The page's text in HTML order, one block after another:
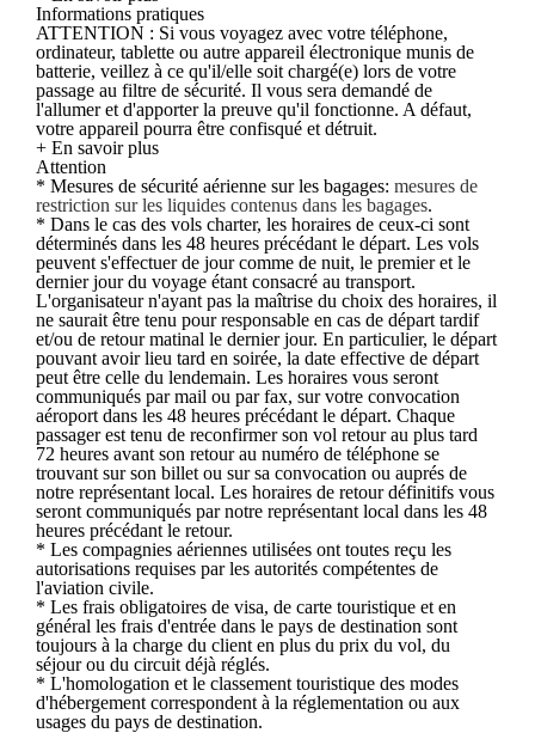
Informations pratiques
ATTENTION : Si vous voyagez avec votre téléphone,
ordinateur, tablette ou autre appareil électronique munis de
batterie, veillez à ce qu'il/elle soit chargé(e) lors de votre
passage au filtre de sécurité. Il vous sera demandé de
l'allumer et d'apporter la preuve qu'il fonctionne. A défaut,
votre appareil pourra être confisqué et détruit.
+ En savoir plus
Attention
* Mesures de sécurité aérienne sur les bagages: mesures de
restriction sur les liquides contenus dans les bagages.
* Dans le cas des vols charter, les horaires de ceux-ci sont
déterminés dans les 48 heures précédant le départ. Les vols
peuvent s'effectuer de jour comme de nuit, le premier et le
dernier jour du voyage étant consacré au transport.
L'organisateur n'ayant pas la maîtrise du choix des horaires, il
ne saurait être tenu pour responsable en cas de départ tardif
et/ou de retour matinal le dernier jour. En particulier, le départ
pouvant avoir lieu tard en soirée, la date effective de départ
peut être celle du lendemain. Les horaires vous seront
communiqués par mail ou par fax, sur votre convocation
aéroport dans les 48 heures précédant le départ. Chaque
passager est tenu de reconfirmer son vol retour au plus tard
72 heures avant son retour au numéro de téléphone se
trouvant sur son billet ou sur sa convocation ou auprés de
notre représentant local. Les horaires de retour définitifs vous
seront communiqués par notre représentant local dans les 48
heures précédant le retour.
* Les compagnies aériennes utilisées ont toutes reçu les
autorisations requises par les autorités compétentes de
l'aviation civile.
* Les frais obligatoires de visa, de carte touristique et en
général les frais d'entrée dans le pays de destination sont
toujours à la charge du client en plus du prix du vol, du
séjour ou du circuit déjà réglés.
* L'homologation et le classement touristique des modes
d'hébergement correspondent à la réglementation ou aux
usages du pays de destination.